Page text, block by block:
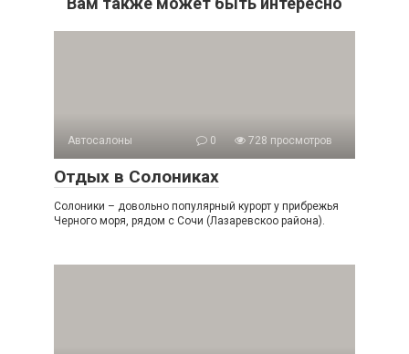
Автосалоны 0 728 просмотров
Отдых в Солониках
Солоники – довольно популярный курорт у прибрежья
Черного моря, рядом с Сочи (Лазаревскоо района).